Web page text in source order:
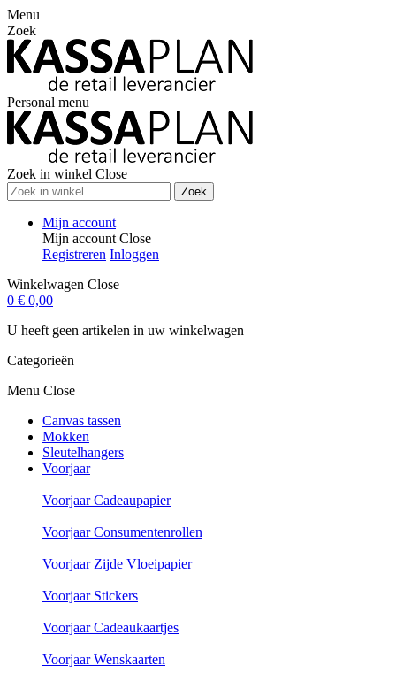
Menu
Zoek
Personal menu
Zoek in winkel Close
Zoek
Mijn account
Mijn account Close
Registreren Inloggen
Winkelwagen Close
0 € 0,00
U heeft geen artikelen in uw winkelwagen
Categorieën
Menu Close
Canvas tassen
Mokken
Sleutelhangers
Voorjaar
Voorjaar Cadeaupapier
Voorjaar Consumentenrollen
Voorjaar Zijde Vloeipapier
Voorjaar Stickers
Voorjaar Cadeaukaartjes
Voorjaar Wenskaarten